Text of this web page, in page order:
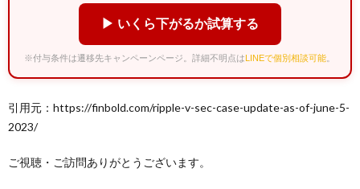
▶ いくら下がるか試算する
※付与条件は遷移先キャンペーンページ。詳細不明点はLINEで個別相談可能
引用元：https://finbold.com/ripple-v-sec-case-update-as-of-june-5-
2023/
ご視聴・ご訪問ありがとうございます。